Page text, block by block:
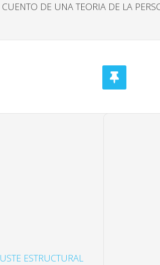
DE UNA TEORIA DE LA
ESTRUCTURAL